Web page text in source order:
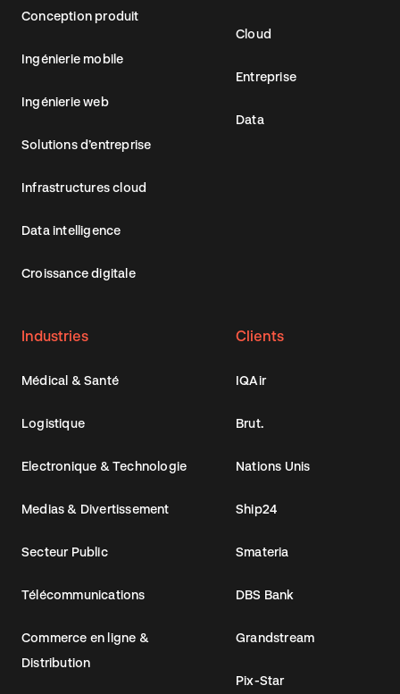
Conception produit
Ingénierie mobile
Ingénierie web
Solutions d’entreprise
Infrastructures cloud
Data intelligence
Croissance digitale
Cloud
Entreprise
Data
Industries
Médical & Santé
Logistique
Electronique & Technologie
Medias & Divertissement
Secteur Public
Télécommunications
Commerce en ligne &
Distribution
Clients
IQAir
Brut.
Nations Unis
Ship24
Smateria
DBS Bank
Grandstream
Pix-Star